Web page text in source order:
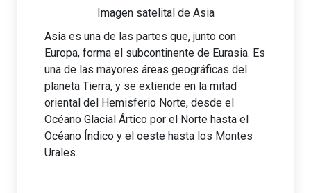
Imagen satelital de Asia
Asia es una de las partes que, junto con
Europa, forma el subcontinente de Eurasia. Es
una de las mayores áreas geográficas del
planeta Tierra, y se extiende en la mitad
oriental del Hemisferio Norte, desde el
Océano Glacial Ártico por el Norte hasta el
Océano Índico y el oeste hasta los Montes
Urales.